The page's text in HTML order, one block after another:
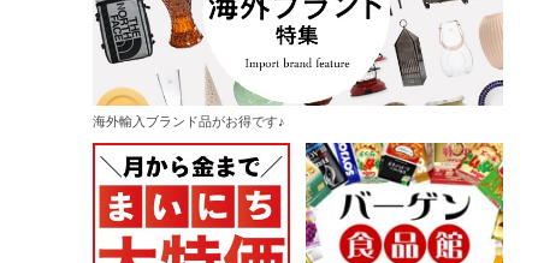
海外輸入ブランド品がお得です♪